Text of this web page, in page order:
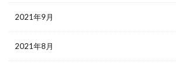
2021年9月
2021年8月